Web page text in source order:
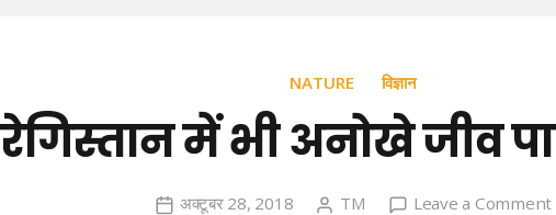
NATURE विज्ञान
रेगिस्तान में भी अनोखे जीव
अक्टूबर 28, 2018 TM Leave a Comment